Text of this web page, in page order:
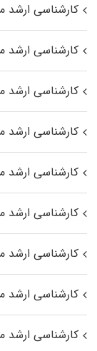
کارشناسی ارشد
کارشناسی
کارشناسی ارشد
کارشناسی ارشد
کارشناسی
کارشناسی
کارشناسی
کارشناسی ارشد
کارشناسی ارشد